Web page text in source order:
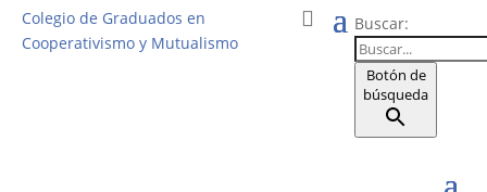
Colegio de Graduados en
Cooperativismo y Mutualismo
Buscar:
Botón de
búsqueda